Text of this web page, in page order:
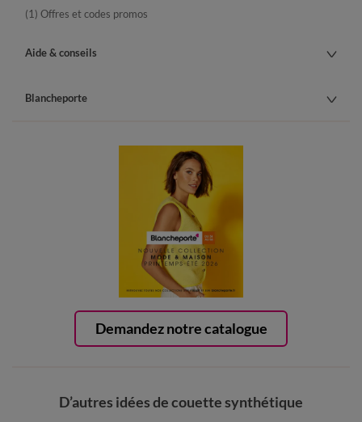
Demandez notre catalogue
(1) Offres et codes promos
Aide & conseils
Blancheporte
D’autres idées de couette synthétique